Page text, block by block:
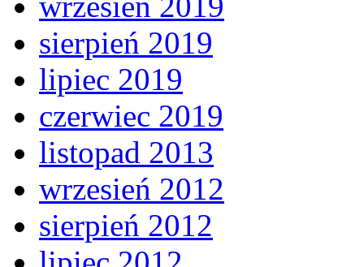
sierpień 2019
lipiec 2019
czerwiec 2019
listopad 2013
wrzesień 2012
sierpień 2012